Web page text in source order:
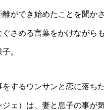
離ができ始めたことを聞か
ぐさめる言葉をかけながら
。
するウンサンと恋に落ち
ェ）は、妻と息子の事が